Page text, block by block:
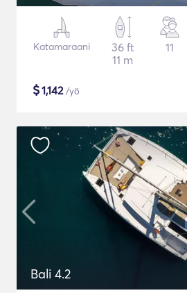
Katamaraani
36 ft
11 m
11
$1,142/yö
Bali 4.2